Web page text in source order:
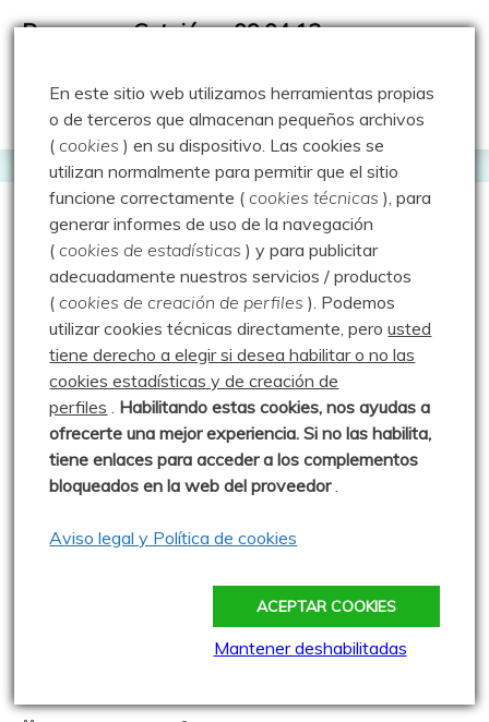
Paseo por Cotejón – 09.04.12
Barruelo de Santullán
Monte de Salcedillo
Parque Natural Montaña Palentina
Peña Rubia
En este sitio web utilizamos herramientas propias
o de terceros que almacenan pequeños archivos
(cookies ) en su dispositivo. Las cookies se
utilizan normalmente para permitir que el sitio
funcione correctamente (cookies técnicas ), para
generar informes de uso de la navegación
(cookies de estadísticas ) y para publicitar
adecuadamente nuestros servicios / productos
(cookies de creación de perfiles ). Podemos
utilizar cookies técnicas directamente, perousted
tiene derecho a elegir si desea habilitar o no las
cookies estadísticas y de creación de
perfiles . Habilitando estas cookies, nos ayudas a
ofrecerte una mejor experiencia. Si no las habilita,
tiene enlaces para acceder a los complementos
bloqueados en la web del proveedor.
Aviso legal y Política de cookies
ACEPTAR COOKIES
Mantener deshabilitadas